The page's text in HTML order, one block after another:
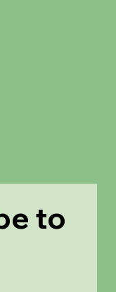
to